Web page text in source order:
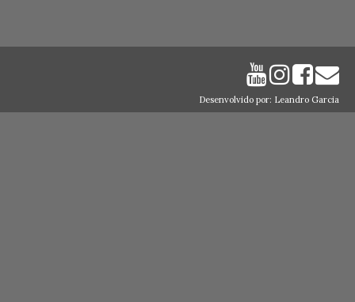
Desenvolvido por: Leandro Garcia